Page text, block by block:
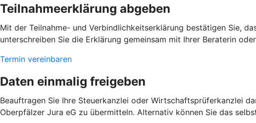
Teilnahmeerklärung abgeben
Mit der Teilnahme- und Verbindlichkeitserklärung bestätigen Sie,
unterschreiben Sie die Erklärung gemeinsam mit Ihrer Beraterin
Termin vereinbaren
Daten einmalig freigeben
Beauftragen Sie Ihre Steuerkanzlei oder Wirtschaftsprüferkanzlei
Oberpfälzer Jura eG zu übermitteln. Alternativ können Sie das